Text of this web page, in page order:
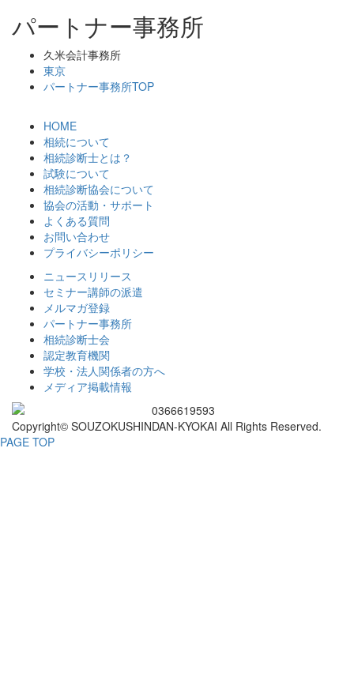
パートナー事務所
久米会計事務所
東京
パートナー事務所TOP
HOME
相続について
相続診断士とは？
試験について
相続診断協会について
協会の活動・サポート
よくある質問
お問い合わせ
プライバシーポリシー
ニュースリリース
セミナー講師の派遣
メルマガ登録
パートナー事務所
相続診断士会
認定教育機関
学校・法人関係者の方へ
メディア掲載情報
Copyright© SOUZOKUSHINDAN-KYOKAI All Rights Reserved.
PAGE TOP